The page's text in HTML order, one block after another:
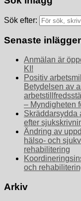
Sök efter:
Senaste
Anmälan är
KI!
Positiv
Betydelsen av
– Myndigheten
Skräddarsydda
efter
Ändring av
hälso- och
rehabilitering
och
Arkiv